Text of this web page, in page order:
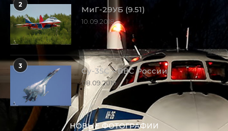
2
МиГ-29УБ (9.51)
10.09.2018
3
Су-35С – ВВС России
08.09.2019
НОВЫЕ ФОТОГРАФИИ